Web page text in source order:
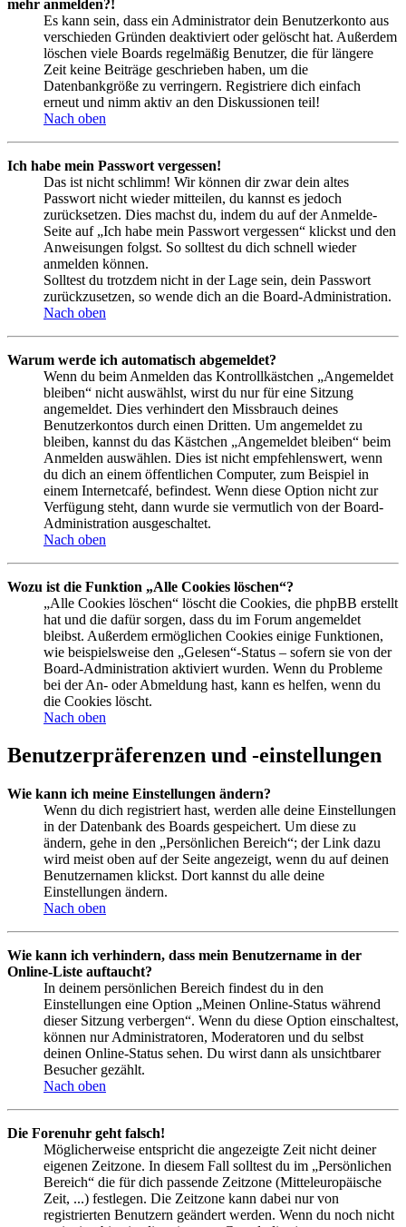
mehr anmelden?!
Es kann sein, dass ein Administrator dein Benutzerkonto aus
verschieden Gründen deaktiviert oder gelöscht hat. Außerdem
löschen viele Boards regelmäßig Benutzer, die für längere
Zeit keine Beiträge geschrieben haben, um die
Datenbankgröße zu verringern. Registriere dich einfach
erneut und nimm aktiv an den Diskussionen teil!
Nach oben
Ich habe mein Passwort vergessen!
Das ist nicht schlimm! Wir können dir zwar dein altes
Passwort nicht wieder mitteilen, du kannst es jedoch
zurücksetzen. Dies machst du, indem du auf der Anmelde-
Seite auf „Ich habe mein Passwort vergessen“ klickst und den
Anweisungen folgst. So solltest du dich schnell wieder
anmelden können.
Solltest du trotzdem nicht in der Lage sein, dein Passwort
zurückzusetzen, so wende dich an die Board-Administration.
Nach oben
Warum werde ich automatisch abgemeldet?
Wenn du beim Anmelden das Kontrollkästchen „Angemeldet
bleiben“ nicht auswählst, wirst du nur für eine Sitzung
angemeldet. Dies verhindert den Missbrauch deines
Benutzerkontos durch einen Dritten. Um angemeldet zu
bleiben, kannst du das Kästchen „Angemeldet bleiben“ beim
Anmelden auswählen. Dies ist nicht empfehlenswert, wenn
du dich an einem öffentlichen Computer, zum Beispiel in
einem Internetcafé, befindest. Wenn diese Option nicht zur
Verfügung steht, dann wurde sie vermutlich von der Board-
Administration ausgeschaltet.
Nach oben
Wozu ist die Funktion „Alle Cookies löschen“?
„Alle Cookies löschen“ löscht die Cookies, die phpBB erstellt
hat und die dafür sorgen, dass du im Forum angemeldet
bleibst. Außerdem ermöglichen Cookies einige Funktionen,
wie beispielsweise den „Gelesen“-Status – sofern sie von der
Board-Administration aktiviert wurden. Wenn du Probleme
bei der An- oder Abmeldung hast, kann es helfen, wenn du
die Cookies löscht.
Nach oben
Benutzerpräferenzen und -einstellungen
Wie kann ich meine Einstellungen ändern?
Wenn du dich registriert hast, werden alle deine Einstellungen
in der Datenbank des Boards gespeichert. Um diese zu
ändern, gehe in den „Persönlichen Bereich“; der Link dazu
wird meist oben auf der Seite angezeigt, wenn du auf deinen
Benutzernamen klickst. Dort kannst du alle deine
Einstellungen ändern.
Nach oben
Wie kann ich verhindern, dass mein Benutzername in der
Online-Liste auftaucht?
In deinem persönlichen Bereich findest du in den
Einstellungen eine Option „Meinen Online-Status während
dieser Sitzung verbergen“. Wenn du diese Option einschaltest,
können nur Administratoren, Moderatoren und du selbst
deinen Online-Status sehen. Du wirst dann als unsichtbarer
Besucher gezählt.
Nach oben
Die Forenuhr geht falsch!
Möglicherweise entspricht die angezeigte Zeit nicht deiner
eigenen Zeitzone. In diesem Fall solltest du im „Persönlichen
Bereich“ die für dich passende Zeitzone (Mitteleuropäische
Zeit, ...) festlegen. Die Zeitzone kann dabei nur von
registrierten Benutzern geändert werden. Wenn du noch nicht